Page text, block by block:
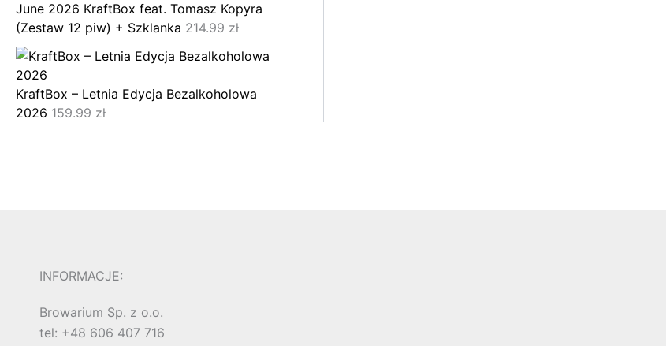
June 2026 KraftBox feat. Tomasz Kopyra
(Zestaw 12 piw) + Szklanka 214.99 zł
KraftBox – Letnia Edycja Bezalkoholowa
2026 159.99 zł
INFORMACJE:
Browarium Sp. z o.o.
tel: +48 606 407 716